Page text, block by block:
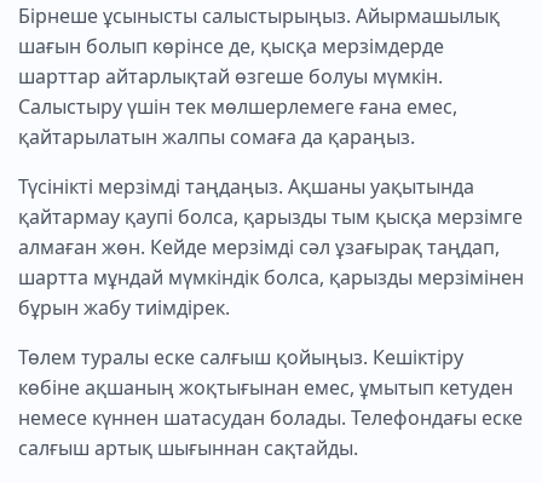
Бірнеше ұсынысты салыстырыңыз. Айырмашылық
шағын болып көрінсе де, қысқа мерзімдерде
шарттар айтарлықтай өзгеше болуы мүмкін.
Салыстыру үшін тек мөлшерлемеге ғана емес,
қайтарылатын жалпы сомаға да қараңыз.
Түсінікті мерзімді таңдаңыз. Ақшаны уақытында
қайтармау қаупі болса, қарызды тым қысқа мерзімге
алмаған жөн. Кейде мерзімді сәл ұзағырақ таңдап,
шартта мұндай мүмкіндік болса, қарызды мерзімінен
бұрын жабу тиімдірек.
Төлем туралы еске салғыш қойыңыз. Кешіктіру
көбіне ақшаның жоқтығынан емес, ұмытып кетуден
немесе күннен шатасудан болады. Телефондағы еске
салғыш артық шығыннан сақтайды.